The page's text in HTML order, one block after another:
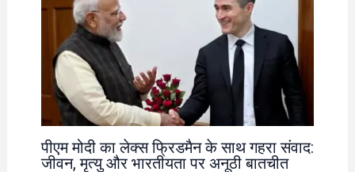
पीएम मोदी का लेक्स फ्रिडमैन के साथ गहरा संवाद:
जीवन, मृत्यु और भारतीयता पर अनूठी बातचीत